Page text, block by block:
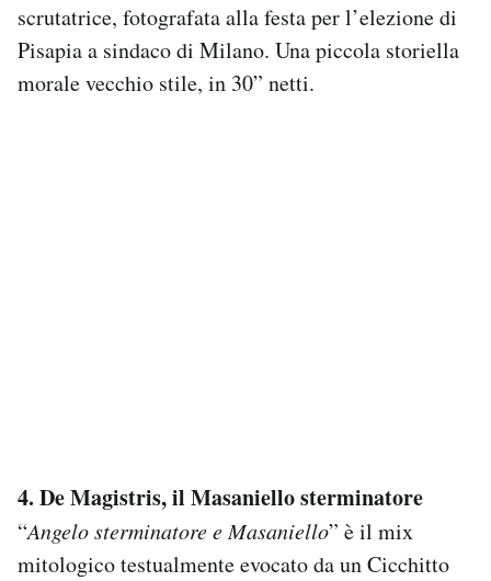
scrutatrice, fotografata alla festa per l’elezione di
Pisapia a sindaco di Milano. Una piccola storiella
morale vecchio stile, in 30” netti.
4. De Magistris, il Masaniello sterminatore
“Angelo sterminatore e Masaniello” è il mix
mitologico testualmente evocato da un Cicchitto